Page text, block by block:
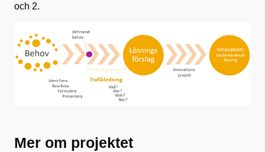
och 2.
Mer om projektet